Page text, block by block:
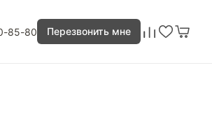
85-80 Перезвонить мне